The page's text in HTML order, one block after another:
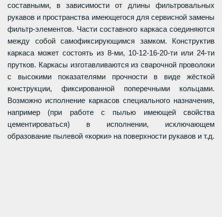
составными, в зависимости от длины фильтровальных
рукавов и пространства имеющегося для сервисной замены
фильтр-элементов. Части составного каркаса соединяются
между собой самофиксирующимся замком. Конструктив
каркаса может состоять из 8-ми, 10-12-16-20-ти или 24-ти
прутков. Каркасы изготавливаются из сварочной проволоки
с высокими показателями прочности в виде жёсткой
конструкции, фиксированной поперечными кольцами.
Возможно исполнение каркасов специального назначения,
например (при работе с пылью имеющей свойства
цементироваться) в исполнении, исключающем
образование пылевой «корки» на поверхности рукавов и т.д.